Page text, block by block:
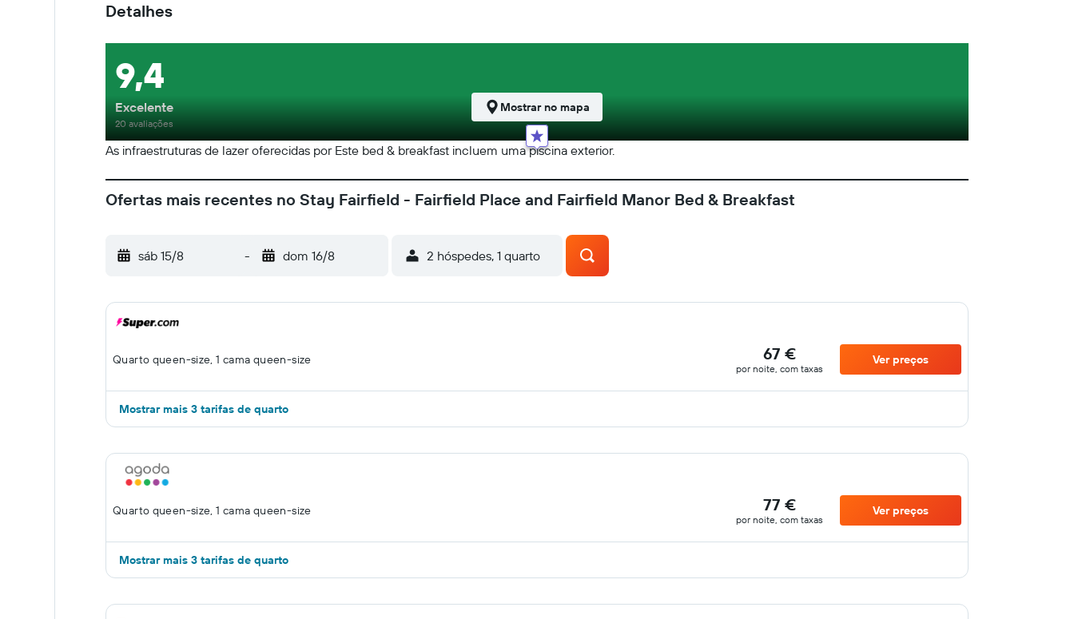
Detalhes
As infraestruturas de lazer oferecidas por Este bed & breakfast incluem uma piscina exterior.
9,4
Excelente
20 avaliações
Mostrar no mapa
Ofertas mais recentes no Stay Fairfield - Fairfield Place and Fairfield Manor Bed & Breakfast
sáb 15/8 - dom 16/8 2 hóspedes, 1 quarto
Quarto queen-size, 1 cama queen-size 67 €
por noite, com taxas
Ver preços
Mostrar mais 3 tarifas de quarto
Quarto queen-size, 1 cama queen-size 77 €
por noite, com taxas
Ver preços
Mostrar mais 3 tarifas de quarto